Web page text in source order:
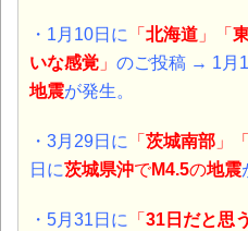
・1月10日に 「 北海道 」「
いな感覚 」 のご投稿 → 1月
地震が発生。
・3月29日に 「 茨城南部 」「
日に茨城県沖でM4.5の地震
・5月31日に 「 31日だと思